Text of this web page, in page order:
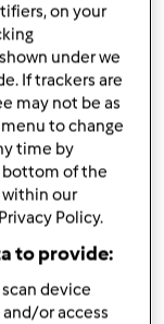
on your
under we
If trackers are
may not be as
to change
time by
bottom of the
within our
Policy.
to provide:
device
or access